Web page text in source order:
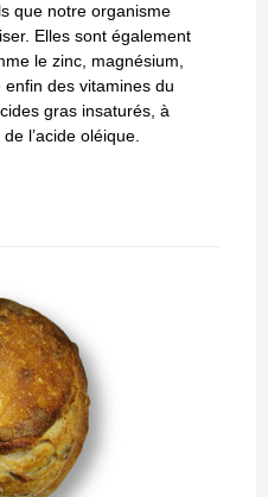
que notre organisme
Elles sont également
le zinc, magnésium,
des vitamines du
gras insaturés, à
l’acide oléique.